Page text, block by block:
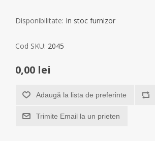
Disponibilitate: In stoc furnizor
Cod SKU: 2045
0,00 lei
Adaugă la lista de preferinte
Trimite Email la un prieten